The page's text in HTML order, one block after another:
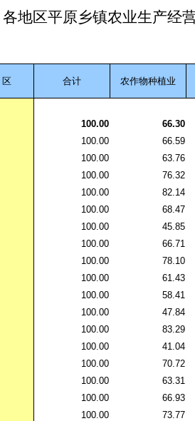
各地区平原乡镇农业生产经
区 合计 农作物种植业
100.00
66.30
100.00
66.59
100.00
63.76
100.00
76.32
100.00
82.14
100.00
68.47
100.00
45.85
100.00
66.71
100.00
78.10
100.00
61.43
100.00
58.41
100.00
47.84
100.00
83.29
100.00
41.04
100.00
70.72
100.00
63.31
100.00
66.93
100.00
73.77